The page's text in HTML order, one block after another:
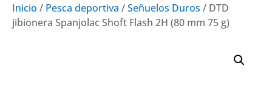
Inicio / Pesca deportiva /Señuelos Duros / DTD
jibionera Spanjolac Shoft Flash 2H (80 mm 75 g)